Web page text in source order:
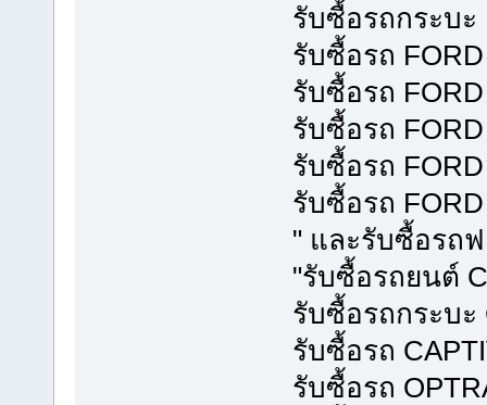
รับซื้อรถกระบะ
รับซื้อรถ FORD
รับซื้อรถ
รับซื้อรถ
รับซื้อรถ
รับซื้อรถ
" และรับซื้อรถ
"รับซื้อรถยนต์
รับซื้อรถกระบะ
รับซื้อรถ
รับซื้อรถ